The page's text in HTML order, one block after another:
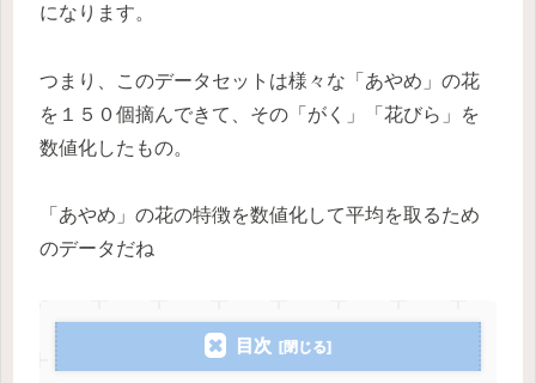
になります。
つまり、このデータセットは様々な「あやめ」の花
を１５０個摘んできて、その「がく」「花びら」を
数値化したもの。
「あやめ」の花の特徴を数値化して平均を取るため
のデータだね
目次